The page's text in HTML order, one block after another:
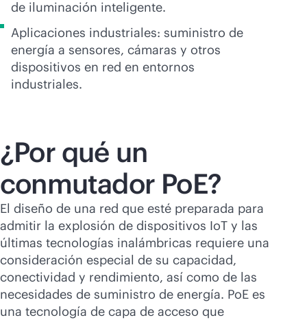
de iluminación inteligente.
Aplicaciones industriales: suministro de
energía a sensores, cámaras y otros
dispositivos en red en entornos
industriales.
¿Por qué un
conmutador PoE?
El diseño de una red que esté preparada para
admitir la explosión de dispositivos IoT y las
últimas tecnologías inalámbricas requiere una
consideración especial de su capacidad,
conectividad y rendimiento, así como de las
necesidades de suministro de energía. PoE es
una tecnología de capa de acceso que